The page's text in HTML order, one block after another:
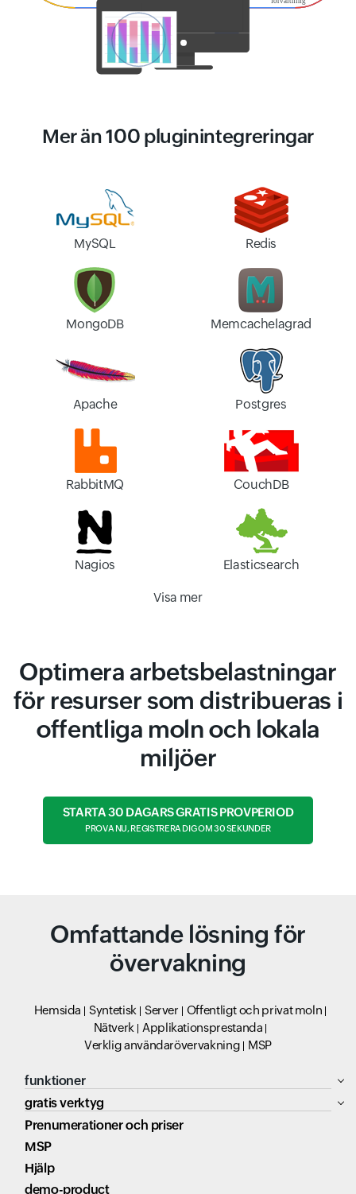
Mer än 100 pluginintegreringar
MySQL Redis
MongoDB Memcachelagrad
Apache Postgres
RabbitMQ CouchDB
Nagios Elasticsearch
Visa mer
Optimera arbetsbelastningar
för resurser som distribueras i
offentliga moln och lokala
miljöer
STARTA 30 DAGARS GRATIS PROVPERIOD
PROVA NU, REGISTRERA DIG OM 30 SEKUNDER
Omfattande lösning för
övervakning
Hemsida Syntetisk Server
Offentligt och privat moln
Nätverk
Applikationsprestanda
Verklig användarövervakning
MSP
funktioner
gratis verktyg
Prenumerationer och priser
MSP
Hjälp
demo-product